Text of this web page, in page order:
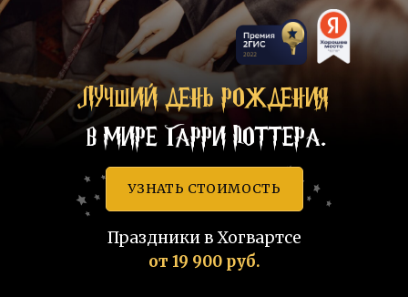
Праздники в Хогвартсе
от 19 900 руб.
ЛУЧШИЙ ДЕНЬ РОЖДЕНИЯ
В МИРЕ ГАРРИ ПОТТЕРА.
УЗНАТЬ СТОИМОСТЬ